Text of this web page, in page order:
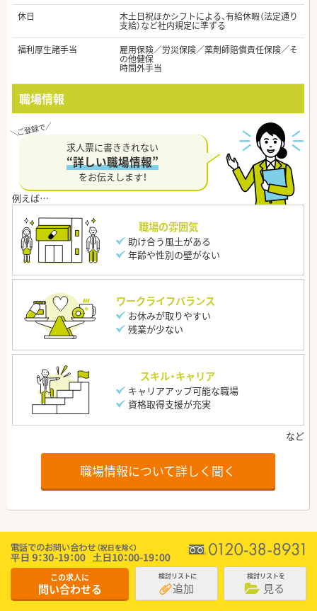
休日
木土日祝ほかシフトによる、有給休暇（法定通り
支給）など社内規定に準ずる
福利厚生諸手当
雇用保険／労災保険／薬剤師賠償責任保険／そ
の他健保
時間外手当
職場情報
求人票に書ききれない
“詳しい職場情報”
をお伝えします！
職場の雰囲気
助け合う風土がある
年齢や性別の壁がない
ワークライフバランス
お休みが取りやすい
残業が少ない
スキル・キャリア
キャリアアップ可能な職場
資格取得支援が充実
職場情報について詳しく聞く
この求人に
問い合わせる
検討リストに
追加
検討リストを
見る